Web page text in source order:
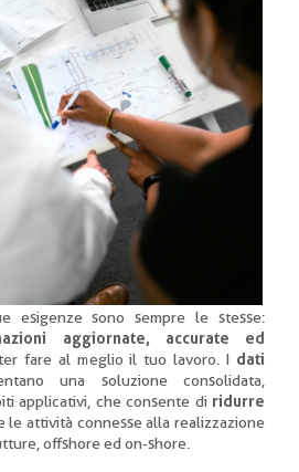
esigenze sono sempre le stesse:
aggiornate, accurate ed
fare al meglio il tuo lavoro. I dati
una soluzione consolidata,
applicativi, che consente di ridurre
le attività connesse alla realizzazione
offshore ed on-shore.